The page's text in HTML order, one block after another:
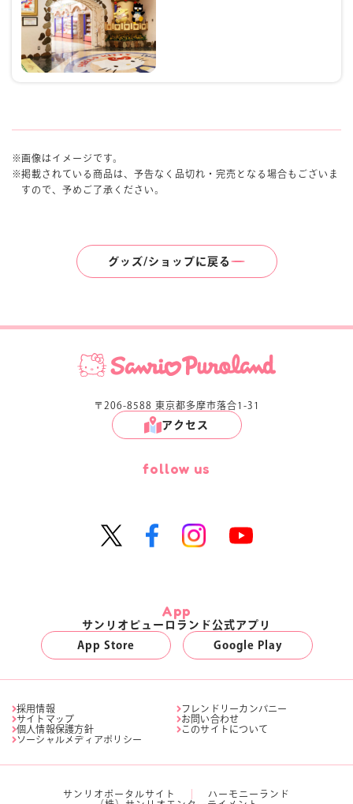
画像はイメージです。
掲載されている商品は、予告なく品切れ・完売となる場合もございま
すので、予めご了承ください。
グッズ/ショップに戻る
〒206-8588 東京都多摩市落合1-31
アクセス
follow us
App
サンリオピューロランド公式アプリ
App Store
Google Play
採用情報
フレンドリーカンパニー
サイトマップ
お問い合わせ
個人情報保護方針
このサイトについて
ソーシャルメディアポリシー
サンリオポータルサイト
ハーモニーランド